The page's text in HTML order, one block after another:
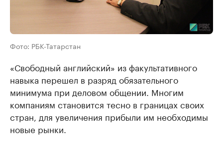
Фото: РБК-Татарстан
«Свободный английский» из факультативного
навыка перешел в разряд обязательного
минимума при деловом общении. Многим
компаниям становится тесно в границах своих
стран, для увеличения прибыли им необходимы
новые рынки.